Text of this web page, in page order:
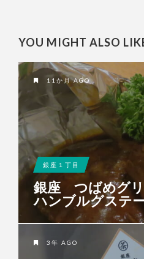
YOU MIGHT ALSO
11か月 AGO
銀座１丁目
銀座 つばめグ
ハンブルグステ
3年 AGO